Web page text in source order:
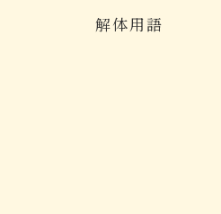
解体用語